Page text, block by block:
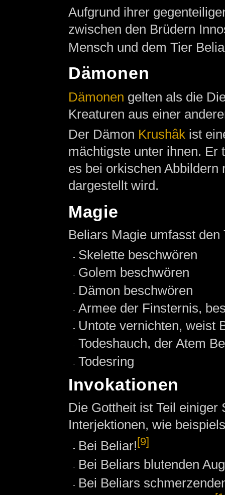
Aufgrund ihrer
zwischen den Brüdern
Mensch und dem Tier
Dämonen
Dämonen gelten als die
Kreaturen aus einer
Der Dämon Krushâkist
mächtigste unter ihnen. Er
es bei orkischen
dargestellt wird.
Magie
Beliars Magie umfasst
Skelette beschwören
Golem beschwören
Dämon beschwören
Armee der Finsternis,
Untote vernichten, weist
Todeshauch, der Atem
Todesring
Invokationen
Die Gottheit ist Teil einiger
Interjektionen, wie
Bei Beliar! [9]
Bei Beliars blutenden
Bei Beliars